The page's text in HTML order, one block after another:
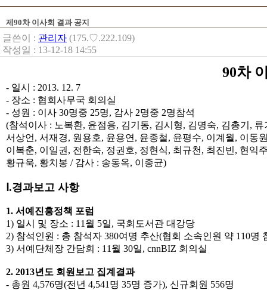
제90차 이사회 결과 공지
글쓴이 : 관리자 (175.♡.222.109)
작성일 : 13-12-18 14:55
90차
- 일시 : 2013. 12. 7
- 장소 : 협회사무국 회의실
- 성원 : 이사 30명중 25명, 감사 2명중 2명참석
(참석이사 : 노복환, 윤점용, 김기동, 김시형, 김명숙, 김총기, 류
서상언, 서재경, 원용호, 윤용연, 윤종철, 윤평수, 이계월, 이동
이복춘, 이일권, 전한숙, 정권호, 정현식, 최규천, 최진빈, 현익
황규욱, 황치봉 / 감사 : 송동옥, 이종균)
Ⅰ.경과보고 사항
1. 서예진흥정책 포럼
1) 일시 및 장소 : 11월 5일, 국회도서관 대강당
2) 참석인원 : 총 참석자 380여명 추산(협회 소속인원 약 110명
3) 서예단체장 간담회 : 11월 30일, cnnBIZ 회의실
2. 2013년도 회원보고 집계결과
- 총원 4,576명(전년 4,541명 35명 증가), 신규회원 556명